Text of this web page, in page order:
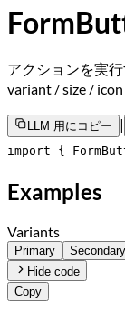
アクションを実
variant / size /
LLM 用にコピー |
import {
Examples
Variants
Primary Secondary
Hide code
Copy